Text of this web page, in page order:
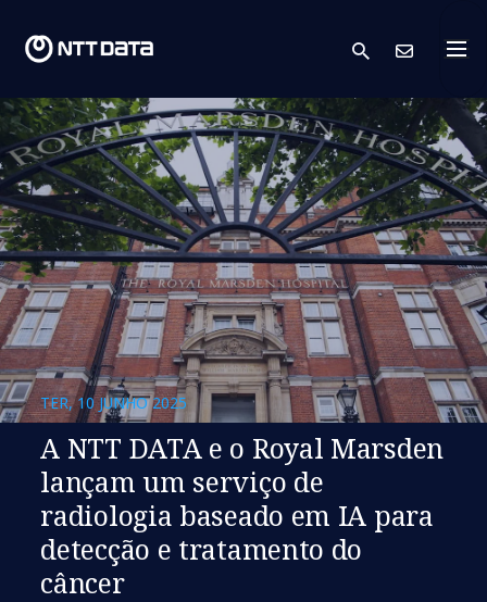
search
TER, 10 JUNHO 2025
A NTT DATA e o Royal Marsden
lançam um serviço de
radiologia baseado em IA para
detecção e tratamento do
câncer